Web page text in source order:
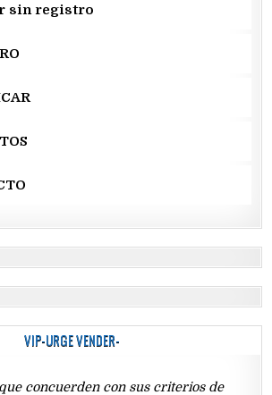
sin registro
VIP-URGE VENDER-
concuerden con sus criterios de